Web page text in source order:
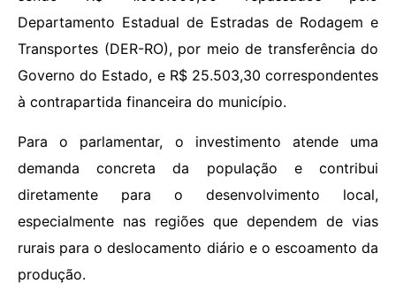
Departamento Estadual de Estradas de Rodagem e
Transportes (DER-RO), por meio de transferência do
Governo do Estado, e R$ 25.503,30 correspondentes
à contrapartida financeira do município.
Para o parlamentar, o investimento atende uma
demanda concreta da população e contribui
diretamente para o desenvolvimento local,
especialmente nas regiões que dependem de vias
rurais para o deslocamento diário e o escoamento da
produção.